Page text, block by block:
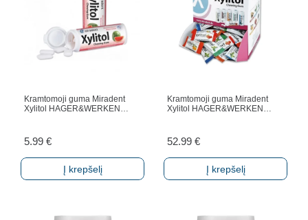
Kramtomoji guma Miradent
Xylitol HAGER&WERKEN…
5.99 €
Į krepšelį
Kramtomoji guma Miradent
Xylitol HAGER&WERKEN…
52.99 €
Į krepšelį